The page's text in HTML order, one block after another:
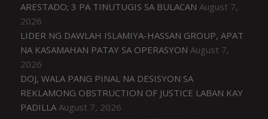
ARESTADO; 3 PA TINUTUGIS SA BULACAN August 7,
2026
LIDER NG DAWLAH ISLAMIYA-HASSAN GROUP, APAT
NA KASAMAHAN PATAY SA OPERASYON August 7,
2026
DOJ, WALA PANG PINAL NA DESISYON SA
REKLAMONG OBSTRUCTION OF JUSTICE LABAN KAY
PADILLA August 7, 2026